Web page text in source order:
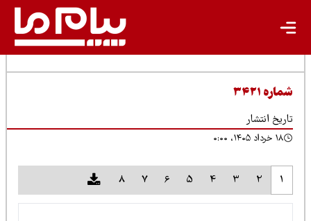
شماره ۳۴۲۱
تاریخ انتشار
۱۸ خرداد ۱۴۰۵، ۰:۰۰
1
2
3
4
5
6
7
8